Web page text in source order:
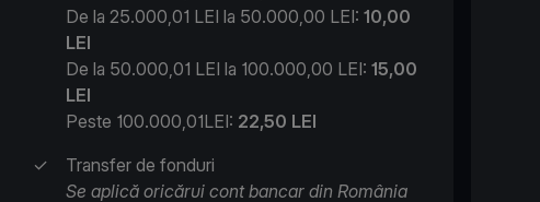
De la 25.000,01 LEI la 50.000,00 LEI: 10,00
LEI
De la 50.000,01 LEI la 100.000,00 LEI: 15,00
LEI
Peste 100.000,01LEI: 22,50 LEI
✓
Transfer de fonduri
Se aplică oricărui cont bancar din România